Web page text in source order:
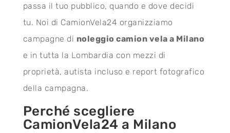
passa il tuo pubblico, quando e dove decidi
tu. Noi di CamionVela24 organizziamo
campagne di noleggio camion vela a Milano
e in tutta la Lombardia con mezzi di
proprietà, autista incluso e report fotografico
della campagna.
Perché scegliere
CamionVela24 a Milano